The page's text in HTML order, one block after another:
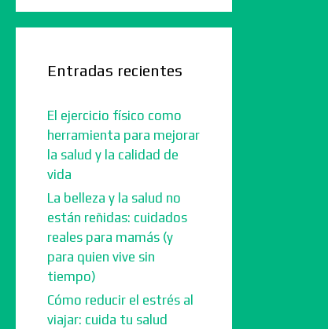
Entradas recientes
El ejercicio físico como
herramienta para mejorar
la salud y la calidad de
vida
La belleza y la salud no
están reñidas: cuidados
reales para mamás (y
para quien vive sin
tiempo)
Cómo reducir el estrés al
viajar: cuida tu salud